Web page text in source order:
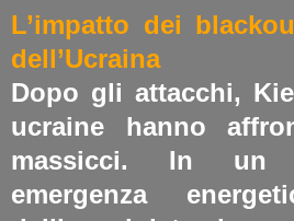
L’impatto dei
dell’Ucraina
Dopo gli attacchi,
ucraine hanno
massicci. In un
emergenza